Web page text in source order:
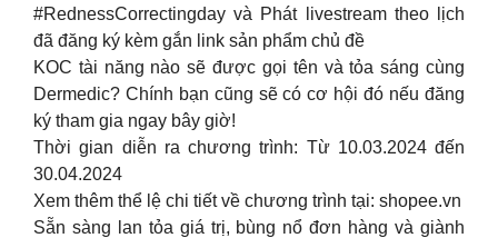
#RednessCorrectingday và Phát livestream theo lịch
đã đăng ký kèm gắn link sản phẩm chủ đề
KOC tài năng nào sẽ được gọi tên và tỏa sáng cùng
Dermedic? Chính bạn cũng sẽ có cơ hội đó nếu đăng
ký tham gia ngay bây giờ!
Thời gian diễn ra chương trình: Từ 10.03.2024 đến
30.04.2024
Xem thêm thể lệ chi tiết về chương trình tại: shopee.vn
Sẵn sàng lan tỏa giá trị, bùng nổ đơn hàng và giành